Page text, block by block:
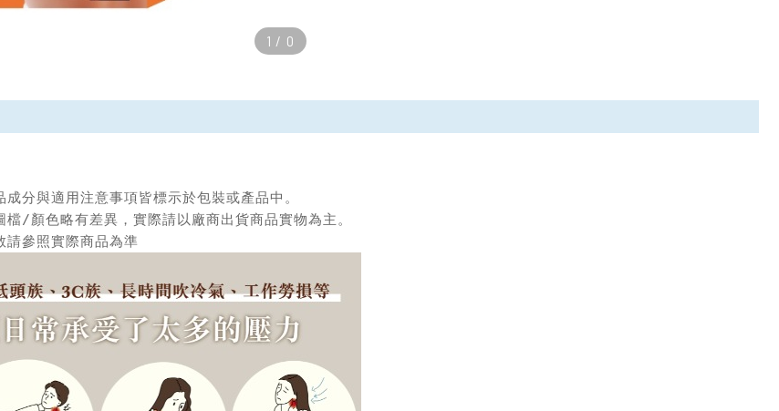
1 / 0
分與適用注意事項皆標示於包裝或產品中。
/顏色略有差異，實際請以廠商出貨商品實物為主。